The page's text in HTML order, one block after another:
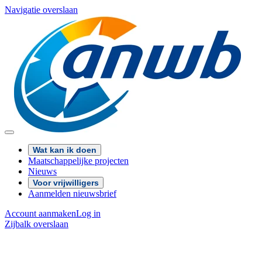
Navigatie overslaan
Wat kan ik doen
Maatschappelijke projecten
Nieuws
Voor vrijwilligers
Aanmelden nieuwsbrief
Account aanmakenLog in
Zijbalk overslaan